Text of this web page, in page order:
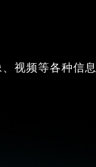
视频等各种信息